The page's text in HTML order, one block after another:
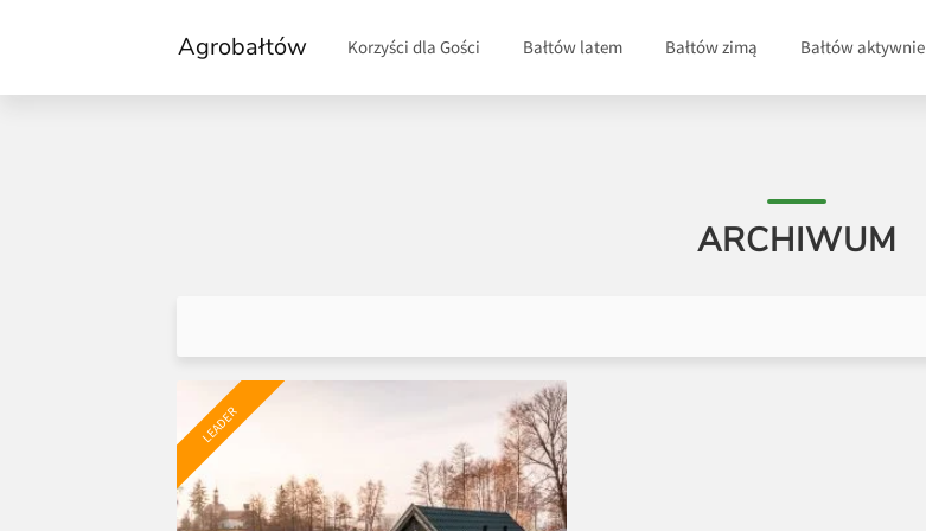
Agrobałtów Korzyści dla Gości Bałtów latem Bałtów zimą Bałtów aktywnie
ARCHIWUM
LEADER